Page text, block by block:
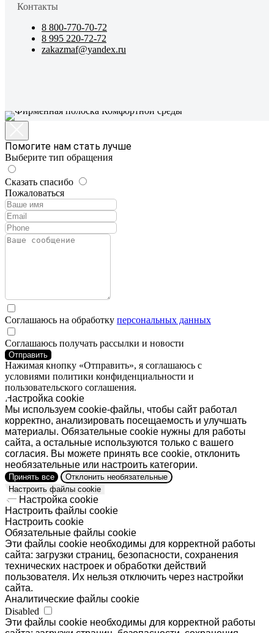
Контакты
8 800-770-70-72
8 995 220-72-72
zakazmaf@yandex.ru
Помогите нам стать лучше
Выберите тип обращения
Сказать спасибо
Пожаловаться
Соглашаюсь на обработку персональных данных
Соглашаюсь получать рассылки и новости
Отправить
Нажимая кнопку «Отправить», я соглашаюсь с
условиями политики конфиденциальности и
пользовательского соглашения.
Настройка cookie
Мы используем cookie-файлы, чтобы сайт работал
корректно, анализировать посещаемость и улучшать
материалы. Обязательные cookie нужны для работы
сайта, а остальные используются только с вашего
согласия. Вы можете принять все cookie, отклонить
необязательные или настроить категории.
Принять все
Отклонить необязательные
Настроить файлы cookie
Настройка cookie
Настроить файлы cookie
Настроить cookie
Обязательные файлы cookie
Эти файлы cookie необходимы для корректной работы
сайта: загрузки страниц, безопасности, сохранения
технических настроек и обработки действий
пользователя. Их нельзя отключить через настройки
сайта.
Аналитические файлы cookie
Disabled
Эти файлы cookie необходимы для корректной работы